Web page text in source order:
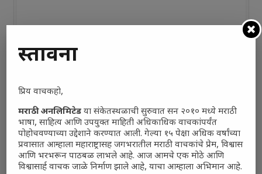
प्रस्तावना
प्रिय वाचकहो,
मराठी अनलिमिटेड या संकेतस्थळाची सुरुवात सन २०१० मध्ये मराठी
भाषा, साहित्य आणि उपयुक्त माहिती अधिकाधिक वाचकांपर्यंत
पोहोचवण्याच्या उद्देशाने करण्यात आली. गेल्या १५ पेक्षा अधिक वर्षांच्या
प्रवासात आम्हाला महाराष्ट्रासह जगभरातील मराठी वाचकांचे प्रेम, विश्वास
आणि भरभरून पाठबळ लाभले आहे. आज आमचे एक मोठे आणि
विश्वासार्ह वाचक जाळे निर्माण झाले आहे, याचा आम्हाला अभिमान आहे.